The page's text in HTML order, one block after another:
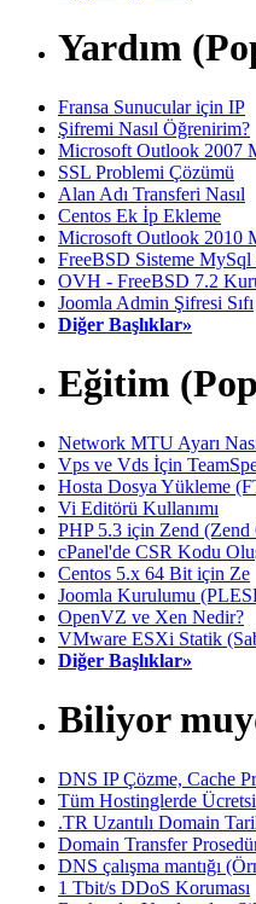
Yardım
Fransa Sunucular için IP
Şifremi Nasıl Öğrenirim?
Microsoft Outlook 2007
SSL Problemi Çözümü
Alan Adı Transferi Nasıl
Centos Ek İp Ekleme
Microsoft Outlook 2010
FreeBSD Sisteme MySql
OVH - FreeBSD 7.2
Joomla Admin Şifresi Sıfı
Diğer Başlıklar»
Eğitim
Network MTU Ayarı
Vps ve Vds İçin
Hosta Dosya Yükleme
Vi Editörü Kullanımı
PHP 5.3 için Zend (Zend
cPanel'de CSR Kodu
Centos 5.x 64 Bit için Ze
Joomla Kurulumu
OpenVZ ve Xen Nedir?
VMware ESXi Statik
Diğer Başlıklar»
Biliyor
DNS IP Çözme, Cache
Tüm Hostinglerde
.TR Uzantılı Domain
Domain Transfer
DNS çalışma mantığı
1 Tbit/s DDoS Koruması